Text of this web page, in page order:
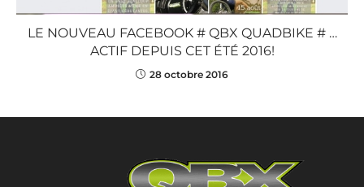
LE NOUVEAU FACEBOOK # QBX QUADBIKE # …
ACTIF DEPUIS CET ÉTÉ 2016!
28 octobre 2016